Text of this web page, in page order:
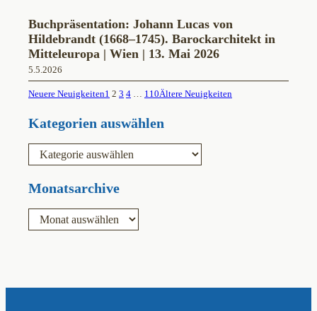
Buchpräsentation: Johann Lucas von
Hildebrandt (1668–1745). Barockarchitekt in
Mitteleuropa | Wien | 13. Mai 2026
5.5.2026
Neuere Neuigkeiten1 2 3 4 … 110Ältere Neuigkeiten
Kategorien auswählen
K
e
g
Monatsarchive